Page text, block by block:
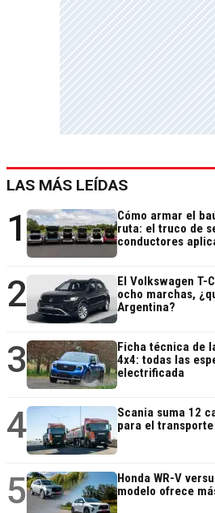
LAS MÁS LEÍDAS
1
Cómo armar el
ruta: el truco de
conductores
2
El Volkswagen T-
ocho marchas,
Argentina?
3
Ficha técnica de
4x4: todas las
electrificada
4
Scania suma 12
para el
5
Honda WR-V
modelo ofrece